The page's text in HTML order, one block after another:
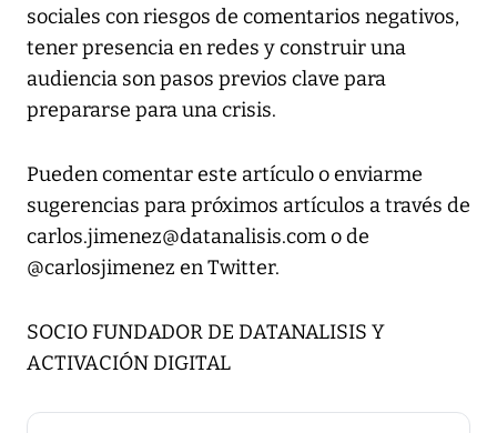
sociales con riesgos de comentarios negativos,
tener presencia en redes y construir una
audiencia son pasos previos clave para
prepararse para una crisis.
Pueden comentar este artículo o enviarme
sugerencias para próximos artículos a través de
carlos.jimenez@datanalisis.com o de
@carlosjimenez en Twitter.
SOCIO FUNDADOR DE DATANALISIS Y
ACTIVACIÓN DIGITAL